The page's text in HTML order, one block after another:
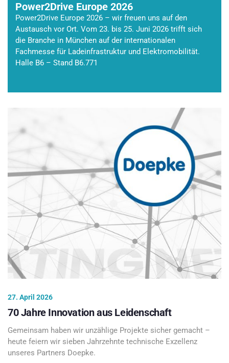
Power2Drive Europe 2026
Power2Drive Europe 2026 – wir freuen uns auf den
Austausch vor Ort. Vom 23. bis 25. Juni 2026 trifft sich
die Branche in München auf der internationalen
Fachmesse für Ladeinfrastruktur und Elektromobilität.
Halle B6 – Stand B6.771
27. April 2026
70 Jahre Innovation aus Leidenschaft
Gemeinsam haben wir unzählige Projekte sicher gemacht –
heute feiern wir sieben Jahrzehnte technische Exzellenz
unseres Partners Doepke.